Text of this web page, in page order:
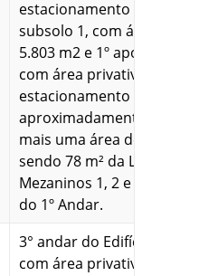
estacionamento privativo no
subsolo 1, com área total de
5.803 m2 e 1º apostilamento
com área privativa de 650m²,
estacionamento privativo
aproximadamente 500 m²,
mais uma área de 203,25 m²,
sendo 78 m² da Loja B
Mezaninos 1, 2 e 3) e 125,25
do 1º Andar.
3° andar do Edifício Vera
com área privativa de 569,30